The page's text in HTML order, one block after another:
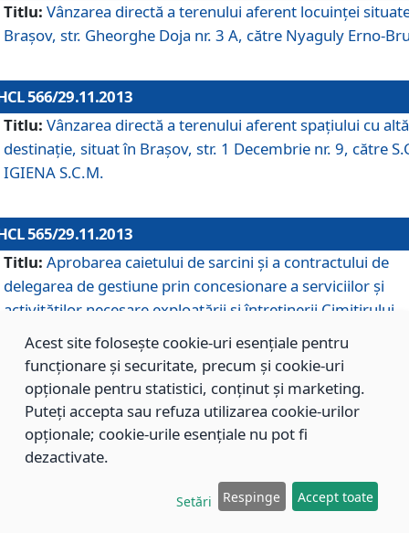
Titlu: Vânzarea directă a terenului aferent locuinţei
Braşov, str. Gheorghe Doja nr. 3 A, către Nyaguly Erno-
566/29.11.2013
Titlu: Vânzarea directă a terenului aferent spaţiului cu altă
destinaţie, situat în Braşov, str. 1 Decembrie nr. 9, către
IGIENA S.C.M.
565/29.11.2013
Titlu: Aprobarea caietului de sarcini şi a contractului de
delegarea de gestiune prin concesionare a serviciilor şi
activităţilor necesare exploatării şi întreţinerii Cimitirului
Municipal Braşov situat în str. Dimitrie Anghel nr. 19.
564/29.11.2013
Titlu: Completarea şi modificarea H.C.L. nr. 446/2013,
care s-a aprobat studiul de fundamentare pentru
Acest site folosește cookie-uri esențiale pentru
funcționare și securitate, precum și cookie-uri
opționale pentru statistici, conținut și marketing.
Puteți accepta sau refuza utilizarea cookie-urilor
opționale; cookie-urile esențiale nu pot fi
dezactivate.
Setări Respinge Accept toate